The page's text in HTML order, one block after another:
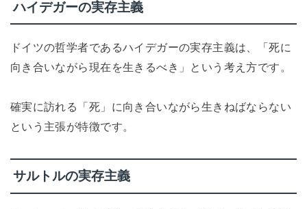
ハイデガーの実存主義
ドイツの哲学者であるハイデガーの実存主義は、「死に
向き合いながら現在を生きるべき」という考え方です。
確実に訪れる「死」に向き合いながら生きねばならない
という主張が特徴です。
サルトルの実存主義